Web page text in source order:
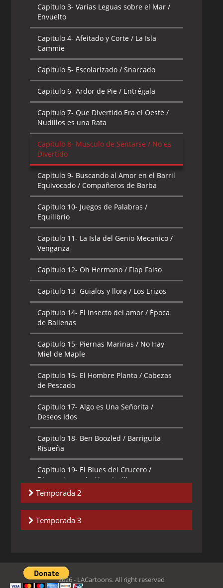
Capitulo 3- Varias Leguas sobre el Mar /
Envuelto
Capitulo 4- Afeitado y Corte / La Isla
Cammie
Capitulo 5- Escolarizado / Snarcado
Capitulo 6- Ardor de Pie / Entrégala
Capitulo 7- Que Divertido Era el Oeste /
Nudillos es una Rata
Capitulo 8- Musculo de Sentarse / No es
Divertido
Capitulo 9- Buscando al Amor en el Barril
Equivocado / Compañeros de Barba
Capitulo 10- Juegos de Palabras /
Equilibrio
Capitulo 11- La Isla del Genio Mecanico /
Venganza
Capitulo 12- Oh Hermano / Flap Falso
Capitulo 13- Guialos y llora / Los Erizos
Capitulo 14- El insecto del amor / Época
de Ballenas
Capitulo 15- Piernas Marinas / No Hay
Miel de Maple
Capitulo 16- El Hombre Planta / Cabezas
de Pescado
Capitulo 17- Algo es Una Señorita /
Deseos Idos
Capitulo 18- Ben Boozled / Barriguita
Risueña
Capitulo 19- El Blues del Crucero /
Diamantes en la Alcantarilla
Capitulo 20-Mi Ángel Guardián Esta
Matándome / Querido Diario
Temporada 2
Capitulo 1-
La Cortina
Capitulo 3-El rey de la luna / Cien por
Temporada 3
Capitulo 2-
Mentiroso2026 - LACartoons. All right reserved